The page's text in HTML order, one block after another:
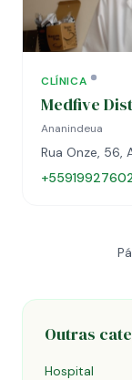
CLÍNICA
Medfive
Ananindeua
Rua Onze, 56,
Outras
Hospital